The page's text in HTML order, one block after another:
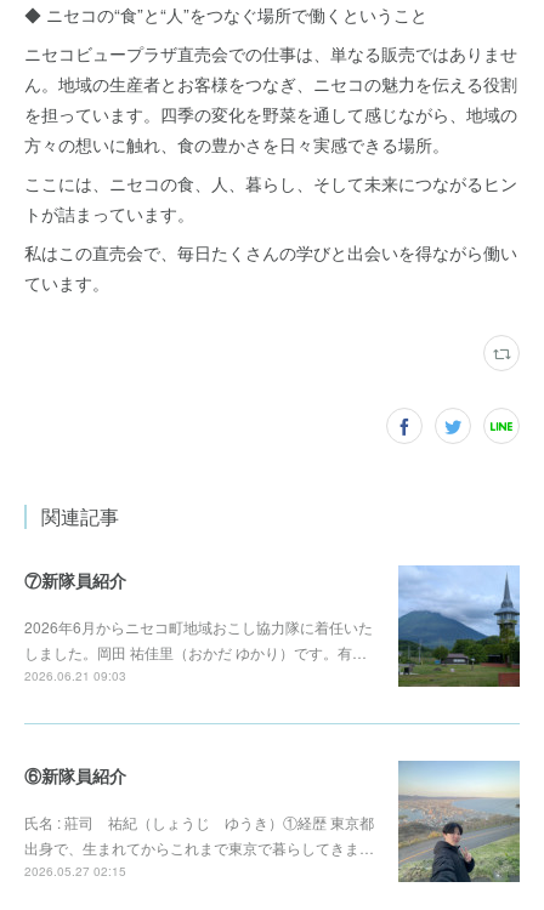
◆ ニセコの“食”と“人”をつなぐ場所で働くということ
ニセコビュープラザ直売会での仕事は、単なる販売ではありませ
ん。地域の生産者とお客様をつなぎ、ニセコの魅力を伝える役割
を担っています。四季の変化を野菜を通して感じながら、地域の
方々の想いに触れ、食の豊かさを日々実感できる場所。
ここには、ニセコの食、人、暮らし、そして未来につながるヒン
トが詰まっています。
私はこの直売会で、毎日たくさんの学びと出会いを得ながら働い
ています。
関連記事
⑦新隊員紹介
2026年6月からニセコ町地域おこし協力隊に着任いた
しました。岡田 祐佳里（おかだ ゆかり）です。有…
2026.06.21 09:03
⑥新隊員紹介
氏名 : 莊司 祐紀（しょうじ ゆうき）①経歴 東京都
出身で、生まれてからこれまで東京で暮らしてきま…
2026.05.27 02:15